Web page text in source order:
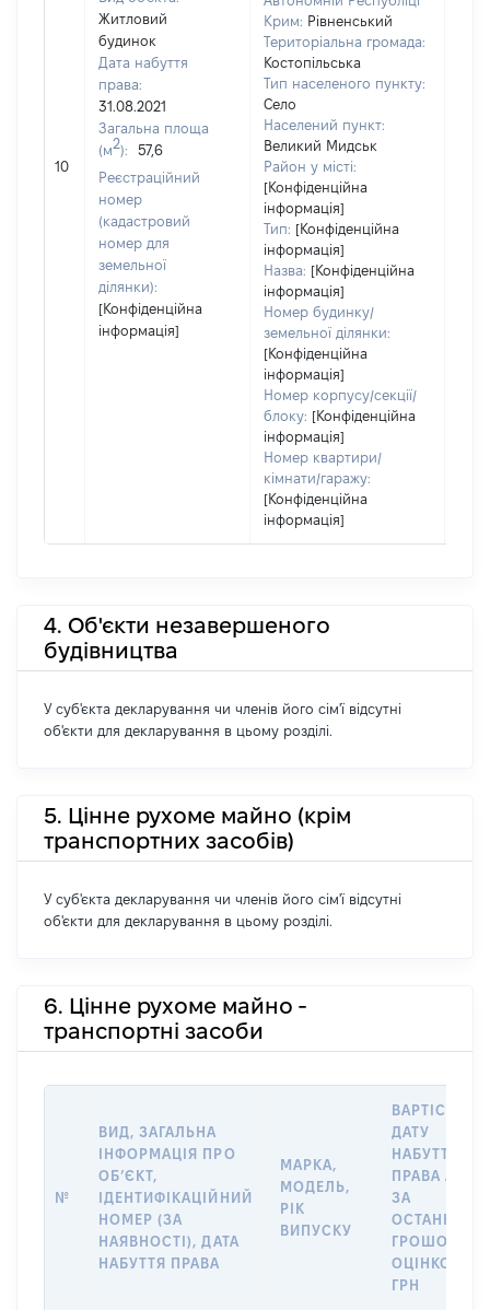
10
Житловий
будинок
Дата набуття
права:
31.08.2021
Загальна площа
(м2):
57,6
Реєстраційний
номер
(кадастровий
номер для
земельної
ділянки):
[Конфіденційна
інформація]
Крим: Рівненський
Територіальна громада:
Костопільська
Тип населеного пункту:
Село
Населений пункт:
Великий Мидськ
Район у місті:
[Конфіденційна
інформація]
Тип: [Конфіденційна
інформація]
Назва: [Конфіденційна
інформація]
Номер будинку/
земельної ділянки:
[Конфіденційна
інформація]
Номер корпусу/секції/
блоку: [Конфіденційна
інформація]
Номер квартири/
кімнати/гаражу:
[Конфіденційна
інформація]
4. Об'єкти незавершеного
будівництва
У суб'єкта декларування чи членів його сім'ї відсутні
об'єкти для декларування в цьому розділі.
5. Цінне рухоме майно (крім
транспортних засобів)
У суб'єкта декларування чи членів його сім'ї відсутні
об'єкти для декларування в цьому розділі.
6. Цінне рухоме майно -
транспортні засоби
№
ВИД, ЗАГАЛЬНА
ІНФОРМАЦІЯ ПРО
ОБʼЄКТ,
ІДЕНТИФІКАЦІЙНИЙ
НОМЕР (ЗА
НАЯВНОСТІ), ДАТА
НАБУТТЯ ПРАВА
МАРКА,
МОДЕЛЬ,
РІК
ВИПУСКУ
ВАРТІСТЬ НА
ДАТУ
НАБУТТЯ
ПРАВА АБО
ЗА
ГРОШОВОЮ
ОЦІНКОЮ,
ГРН